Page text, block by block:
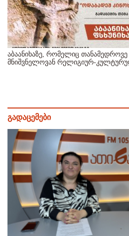
აბაანიხაზე, რომელიც
მნიშვნელოვან რელიგიურ-
გადაცემები